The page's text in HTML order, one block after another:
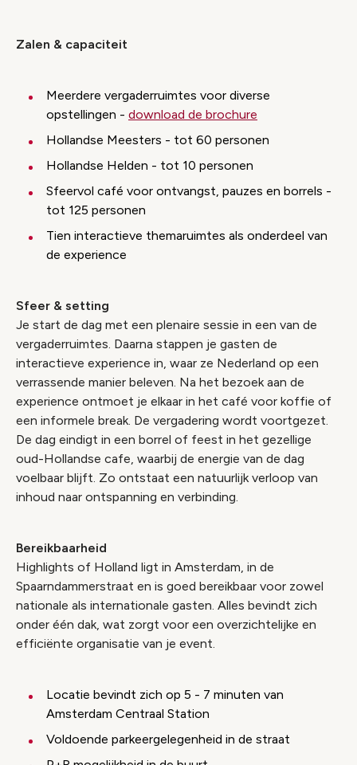
Zalen & capaciteit
Meerdere vergaderruimtes voor diverse
opstellingen - download de brochure
Hollandse Meesters - tot 60 personen
Hollandse Helden - tot 10 personen
Sfeervol café voor ontvangst, pauzes en borrels -
tot 125 personen
Tien interactieve themaruimtes als onderdeel van
de experience
Sfeer & setting
Je start de dag met een plenaire sessie in een van de
vergaderruimtes. Daarna stappen je gasten de
interactieve experience in, waar ze Nederland op een
verrassende manier beleven. Na het bezoek aan de
experience ontmoet je elkaar in het café voor koffie of
een informele break. De vergadering wordt voortgezet.
De dag eindigt in een borrel of feest in het gezellige
oud-Hollandse cafe, waarbij de energie van de dag
voelbaar blijft. Zo ontstaat een natuurlijk verloop van
inhoud naar ontspanning en verbinding.
Bereikbaarheid
Highlights of Holland ligt in Amsterdam, in de
Spaarndammerstraat en is goed bereikbaar voor zowel
nationale als internationale gasten. Alles bevindt zich
onder één dak, wat zorgt voor een overzichtelijke en
efficiënte organisatie van je event.
Locatie bevindt zich op 5 - 7 minuten van
Amsterdam Centraal Station
Voldoende parkeergelegenheid in de straat